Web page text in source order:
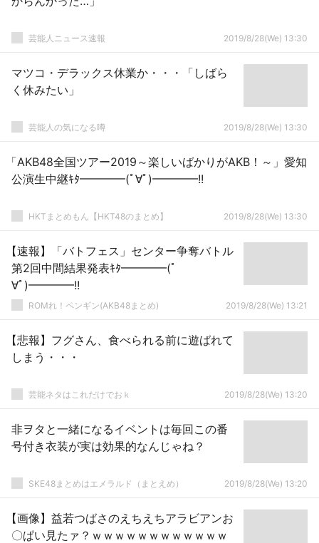
芸能人ニュース速報 2019/8/28(We) 13:30
マツコ・デラックス休業か・・・「しばら
く休みたい」
芸能人の気になる噂 2019/8/28(We) 13:30
「AKB48全国ツアー2019～楽しいばかりがAKB！～」愛知
公演生中継ｷﾀ━━━━(ﾟ∀ﾟ)━━━━!!
HKTまとめもん【HKT48のまとめ】 2019/8/28(We) 13:30
【速報】「バトフェス」センター争奪バトル
第2回中間結果発表ｷﾀ━━━━(ﾟ
∀ﾟ)━━━━!!
ROMれ！ペンギン(AKB48まとめ) 2019/8/28(We) 13:21
【悲報】フグさん、食べられる前に遊ばれて
しまう・・・
芸能ネタはこれだけでおｋ 2019/8/28(We) 13:20
非ヲタと一緒になるイベントは毎回この番
号付き衣装が実は効果的なんじゃね？
SKE48まとめはエメラルド（まとえめ） 2019/8/28(We) 13:20
【画像】益若つばさのえちえちアラビアンお
〇ぱい見たァ？ｗｗｗｗｗｗｗｗｗｗｗｗ